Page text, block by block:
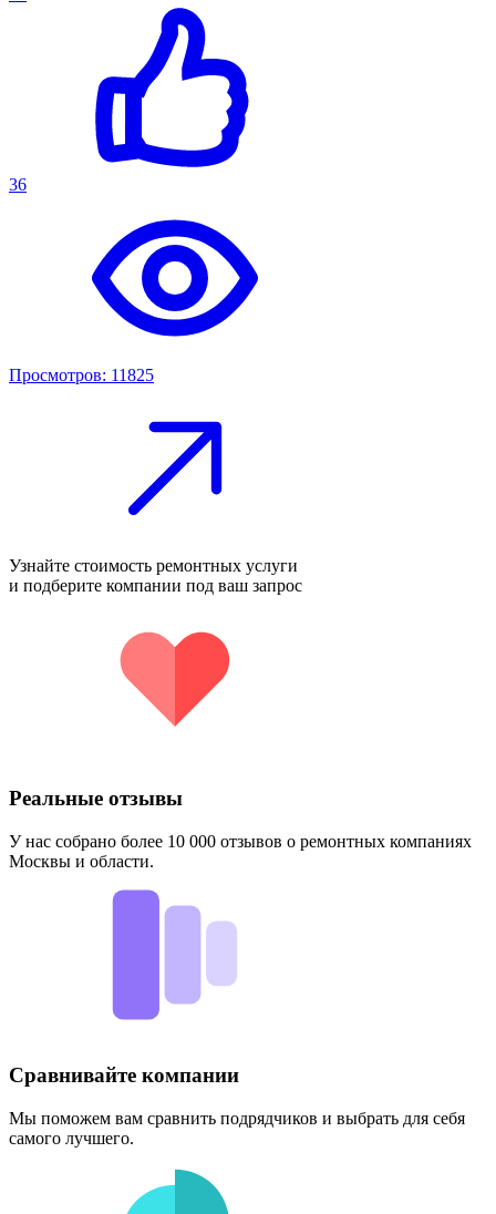
36
Просмотров: 11825
Узнайте стоимость ремонтных услуги
и подберите компании под ваш запрос
Реальные отзывы
У нас собрано более 10 000 отзывов о ремонтных компаниях
Москвы и области.
Сравнивайте компании
Мы поможем вам сравнить подрядчиков и выбрать для себя
самого лучшего.